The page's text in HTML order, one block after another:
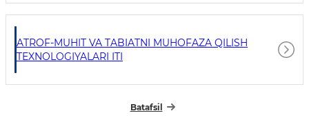
ATROF-MUHIT VA TABIATNI MUHOFAZA QILISH
TEXNOLOGIYALARI ITI
Batafsil